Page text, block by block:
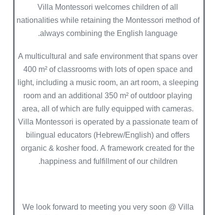
Villa Montessori welcomes children of all
nationalities while retaining the Montessori method of
always combining the English language.
A multicultural and safe environment that spans over
400 m² of classrooms with lots of open space and
light, including a music room, an art room, a sleeping
room and an additional 350 m² of outdoor playing
area, all of which are fully equipped with cameras.
Villa Montessori is operated by a passionate team of
bilingual educators (Hebrew/English) and offers
organic & kosher food. A framework created for the
happiness and fulfillment of our children.
We look forward to meeting you very soon @ Villa